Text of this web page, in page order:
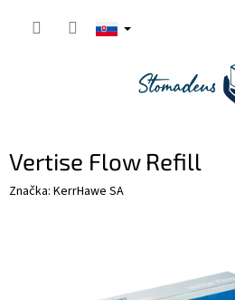
Vertise Flow Refill
Značka: KerrHawe SA